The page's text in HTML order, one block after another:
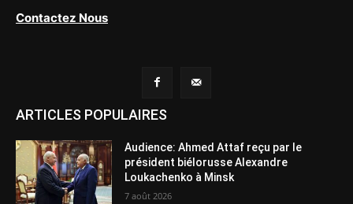
Contactez Nous
ARTICLES POPULAIRES
Audience: Ahmed Attaf reçu par le
président biélorusse Alexandre
Loukachenko à Minsk
7 août 2026